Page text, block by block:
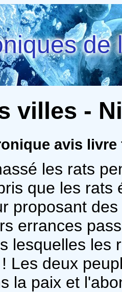
de
villes -
avis
les rats
que les rats
proposant
errances
lesquelles les
Les deux
la paix et